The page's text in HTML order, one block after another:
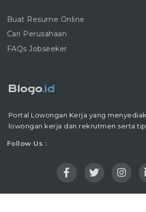
Buat Resume Online
Cari Perusahaan
FAQs Jobseeker
Portal Lowongan Kerja yang
lowongan kerja dan rekrutmen serta
Follow Us :